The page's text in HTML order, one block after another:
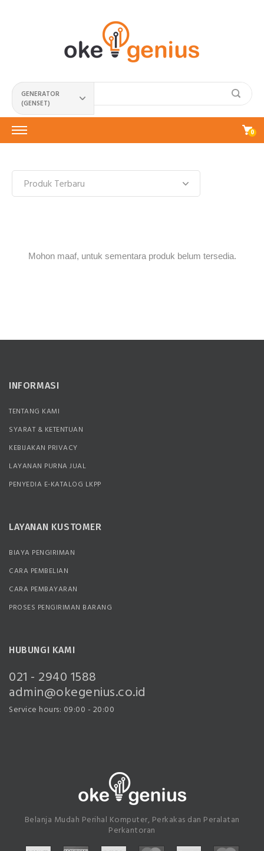
GENERATOR
(GENSET)
0
Mohon maaf, untuk sementara produk belum tersedia.
INFORMASI
TENTANG KAMI
SYARAT & KETENTUAN
KEBIJAKAN PRIVACY
LAYANAN PURNA JUAL
PENYEDIA E-KATALOG LKPP
LAYANAN KUSTOMER
BIAYA PENGIRIMAN
CARA PEMBELIAN
CARA PEMBAYARAN
PROSES PENGIRIMAN BARANG
HUBUNGI KAMI
021 - 2940 1588
admin@okegenius.co.id
Service hours: 09:00 - 20:00
Belanja Mudah Perihal Komputer, Perkakas dan Peralatan
Perkantoran